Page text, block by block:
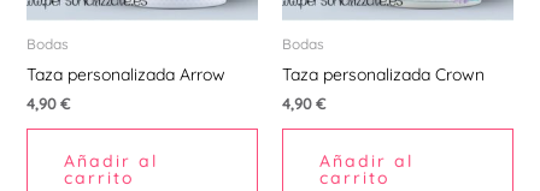
Bodas
Taza personalizada Arrow
4,90€
Añadir al
carrito
Bodas
Taza personalizada Crown
4,90€
Añadir al
carrito